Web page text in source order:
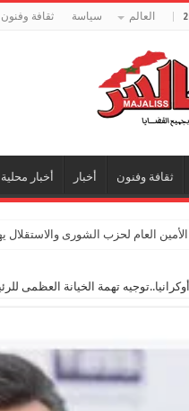
العالم سياسة ثقافة وفنون
ثقافة وفنون أخبار أخبار محلية
الأمين العام لحزب الشورى
أوكرانيا..توجيه تهمة الخيانة العظمى